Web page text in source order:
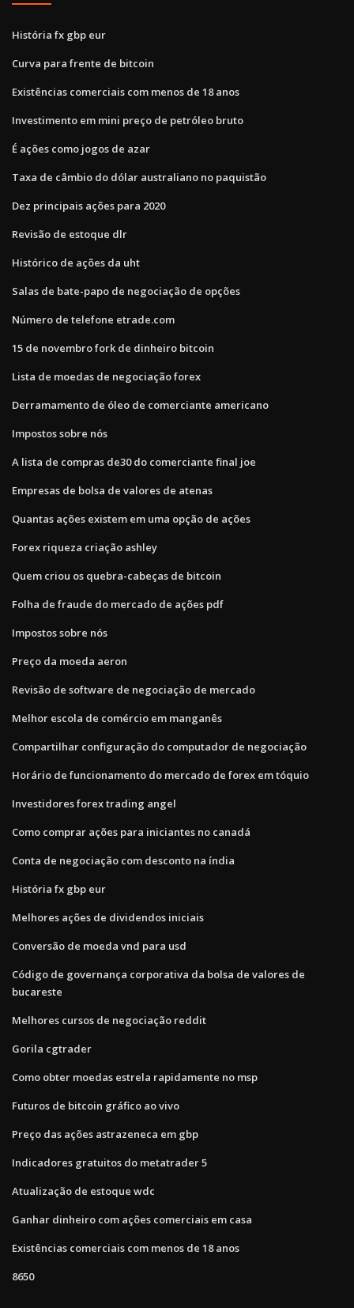
História fx gbp eur
Curva para frente de bitcoin
Existências comerciais com menos de 18 anos
Investimento em mini preço de petróleo bruto
É ações como jogos de azar
Taxa de câmbio do dólar australiano no paquistão
Dez principais ações para 2020
Revisão de estoque dlr
Histórico de ações da uht
Salas de bate-papo de negociação de opções
Número de telefone etrade.com
15 de novembro fork de dinheiro bitcoin
Lista de moedas de negociação forex
Derramamento de óleo de comerciante americano
Impostos sobre nós
A lista de compras de30 do comerciante final joe
Empresas de bolsa de valores de atenas
Quantas ações existem em uma opção de ações
Forex riqueza criação ashley
Quem criou os quebra-cabeças de bitcoin
Folha de fraude do mercado de ações pdf
Impostos sobre nós
Preço da moeda aeron
Revisão de software de negociação de mercado
Melhor escola de comércio em manganês
Compartilhar configuração do computador de negociação
Horário de funcionamento do mercado de forex em tóquio
Investidores forex trading angel
Como comprar ações para iniciantes no canadá
Conta de negociação com desconto na índia
História fx gbp eur
Melhores ações de dividendos iniciais
Conversão de moeda vnd para usd
Código de governança corporativa da bolsa de valores de
bucareste
Melhores cursos de negociação reddit
Gorila cgtrader
Como obter moedas estrela rapidamente no msp
Futuros de bitcoin gráfico ao vivo
Preço das ações astrazeneca em gbp
Indicadores gratuitos do metatrader 5
Atualização de estoque wdc
Ganhar dinheiro com ações comerciais em casa
Existências comerciais com menos de 18 anos
8650